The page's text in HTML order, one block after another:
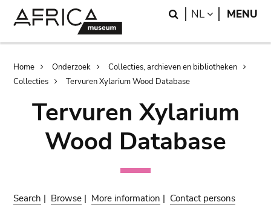
Search
NL LANGUAGE
MENU
Breadcrumb
Home Onderzoek
Collecties, archieven en bibliotheken
Collecties
Tervuren Xylarium Wood Database
Tervuren Xylarium
Wood Database
Search | Browse | More information | Contact persons